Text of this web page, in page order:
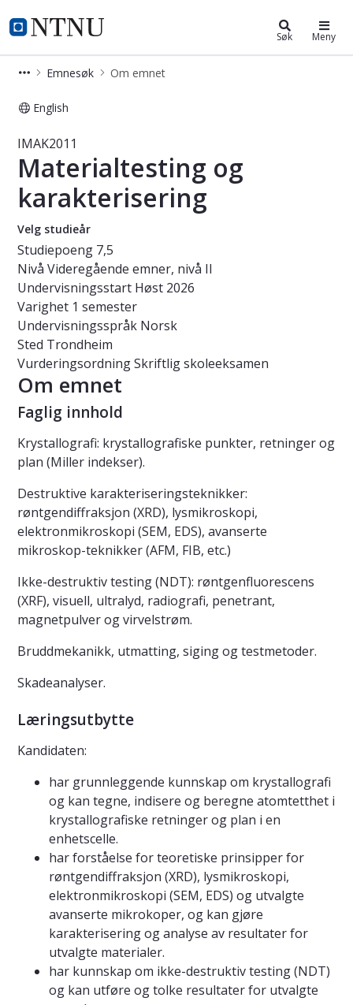
NTNU Hjemmeside
Studier Søk Meny
Emnesøk Om emnet
English
Emne - Materialtesting og
IMAK2011
Materialtesting og
karakterisering
Velg studieår
Studiepoeng 7,5
Nivå Videregående emner, nivå II
Undervisningsstart Høst 2026
Varighet 1 semester
Undervisningsspråk Norsk
Sted Trondheim
VurderingsordningSkriftlig skoleeksamen
Om emnet
Faglig innhold
Krystallografi: krystallografiske punkter, retninger og
plan (Miller indekser).
Destruktive karakteriseringsteknikker:
røntgendiffraksjon (XRD), lysmikroskopi,
elektronmikroskopi (SEM, EDS), avanserte
mikroskop-teknikker (AFM, FIB, etc.)
Ikke-destruktiv testing (NDT): røntgenfluorescens
(XRF), visuell, ultralyd, radiografi, penetrant,
magnetpulver og virvelstrøm.
Bruddmekanikk, utmatting, siging og testmetoder.
Skadeanalyser.
Læringsutbytte
Kandidaten:
har grunnleggende kunnskap om krystallografi
og kan tegne, indisere og beregne atomtetthet i
krystallografiske retninger og plan i en
enhetscelle.
har forståelse for teoretiske prinsipper for
røntgendiffraksjon (XRD), lysmikroskopi,
elektronmikroskopi (SEM, EDS) og utvalgte
avanserte mikrokoper, og kan gjøre
karakterisering og analyse av resultater for
utvalgte materialer.
har kunnskap om ikke-destruktiv testing (NDT)
og kan utføre og tolke resultater for utvalgte